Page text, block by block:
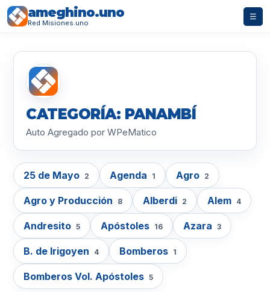
ameghino.uno
Red Misiones.uno
☰
CATEGORÍA: PANAMBÍ
Auto Agregado por WPeMatico
25 de Mayo 2 Agenda 1 Agro 2
Agro y Producción 8 Alberdi 2 Alem 4
Andresito 5 Apóstoles 16 Azara 3
B. de Irigoyen 4 Bomberos 1
Bomberos Vol. Apóstoles 5